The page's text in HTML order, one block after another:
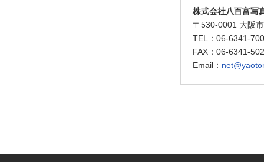
株式会社八百富写
〒530-0001 大阪
TEL：06-6341-
FAX：06-6341-
Email：